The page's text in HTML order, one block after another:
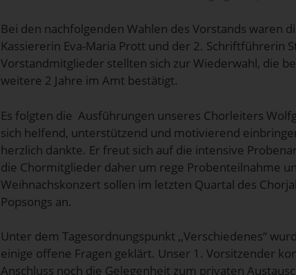
Bei den nachfolgenden Wahlen des Vorstands waren
Kassiererin Eva-Maria Prott und der 2. Schriftführerin
Vorstandmitglieder stellten sich zur Wiederwahl, die
weitere 2 Jahre im Amt bestätigt.
Es folgten die Ausführungen unseres Chorleiters
sich helfend, unterstützend und motivierend
herzlich dankte. Er freut sich auf die intensive
die Chormitglieder daher um rege Probenteilnahme
Weihnachskonzert sollen im letzten Quartal des
Popsongs an.
Unter dem Tagesordnungspunkt ,,Verschiedenes“
einige offene Fragen geklärt. Unser 1. Vorsitzender
Anschluss noch die Gelegenheit zum privaten